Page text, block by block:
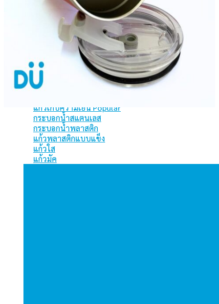
ถุงผ้า
ถุงกระสอบ
ถุงผ้าสปันบอร์น
กระเป๋าเดินทาง
กระเป๋าอื่นๆ
กระบอกน้ำ
แก้วเก็บความเย็น
กระบอกน้ำสแตนเลส
กระบอกน้ำพลาสติก
แก้วพลาสติกแบบแข็ง
แก้วใส
แก้วมัค